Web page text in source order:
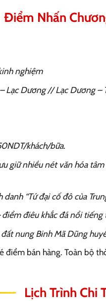
Điểm Nhấn
nghiệm
Lạc Dương // Lạc Dương
khách/bữa.
giữ nhiều nét văn hóa
“Tứ đại cố đô của
điêu khắc đá nổi tiếng
nung Binh Mã Dũng
điểm bán hàng. Toàn bộ
Lịch Trình Chi